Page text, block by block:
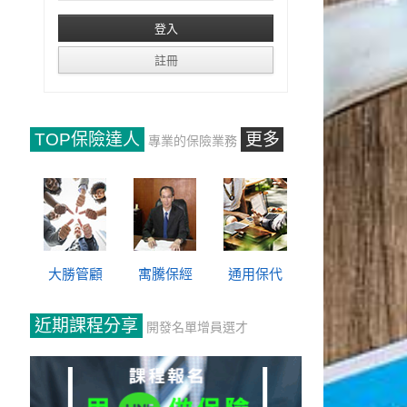
TOP保險達人 專業的保險業務 更多
大勝管顧 寓騰保經 通用保代
近期課程分享 開發名單增員選才